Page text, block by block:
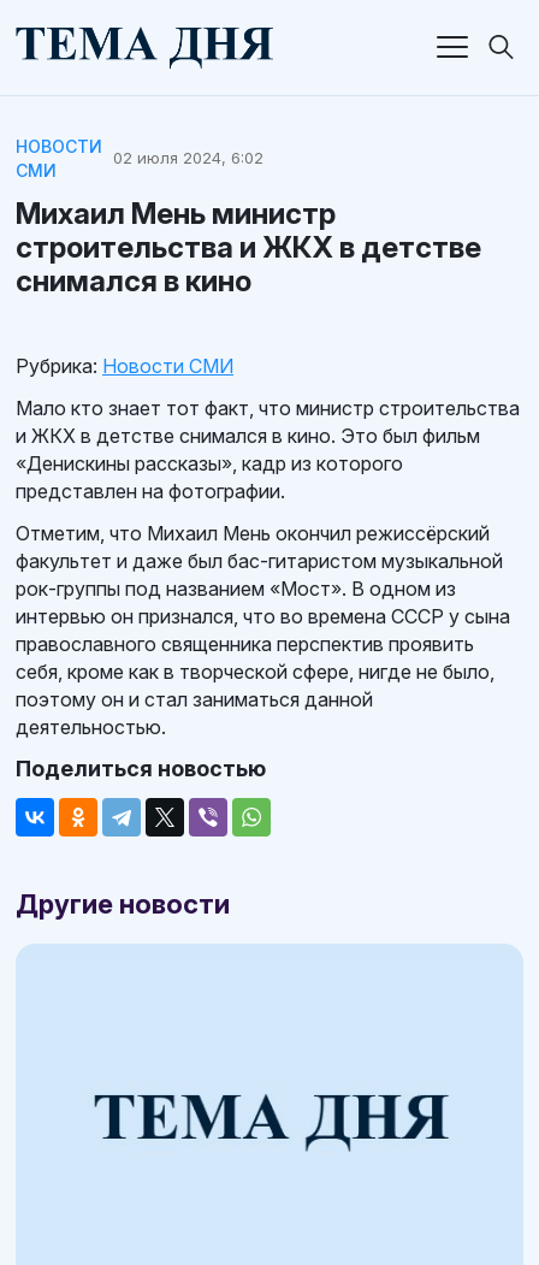
НОВОСТИ
СМИ
02 июля 2024, 6:02
Михаил Мень министр
строительства и ЖКХ в детстве
снимался в кино
Рубрика: Новости СМИ
Мало кто знает тот факт, что министр строительства
и ЖКХ в детстве снимался в кино. Это был фильм
«Денискины рассказы», кадр из которого
представлен на фотографии.
Отметим, что Михаил Мень окончил режиссёрский
факультет и даже был бас-гитаристом музыкальной
рок-группы под названием «Мост». В одном из
интервью он признался, что во времена СССР у сына
православного священника перспектив проявить
себя, кроме как в творческой сфере, нигде не было,
поэтому он и стал заниматься данной
деятельностью.
Поделиться новостью
Другие новости